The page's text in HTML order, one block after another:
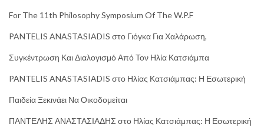
For The 11th Philosophy Symposium Of The W.P.F
PANTELIS ANASTASIADIS στο Γιόγκα Για Χαλάρωση,
Συγκέντρωση Και Διαλογισμό Από Τον Ηλία Κατσιάμπα
PANTELIS ANASTASIADIS στο Ηλίας Κατσιάμπας: Η Εσωτερική
Παιδεία Ξεκινάει Να Οικοδομείται
ΠΑΝΤΕΛΗΣ ΑΝΑΣΤΑΣΙΑΔΗΣ στο Ηλίας Κατσιάμπας: Η Εσωτερική